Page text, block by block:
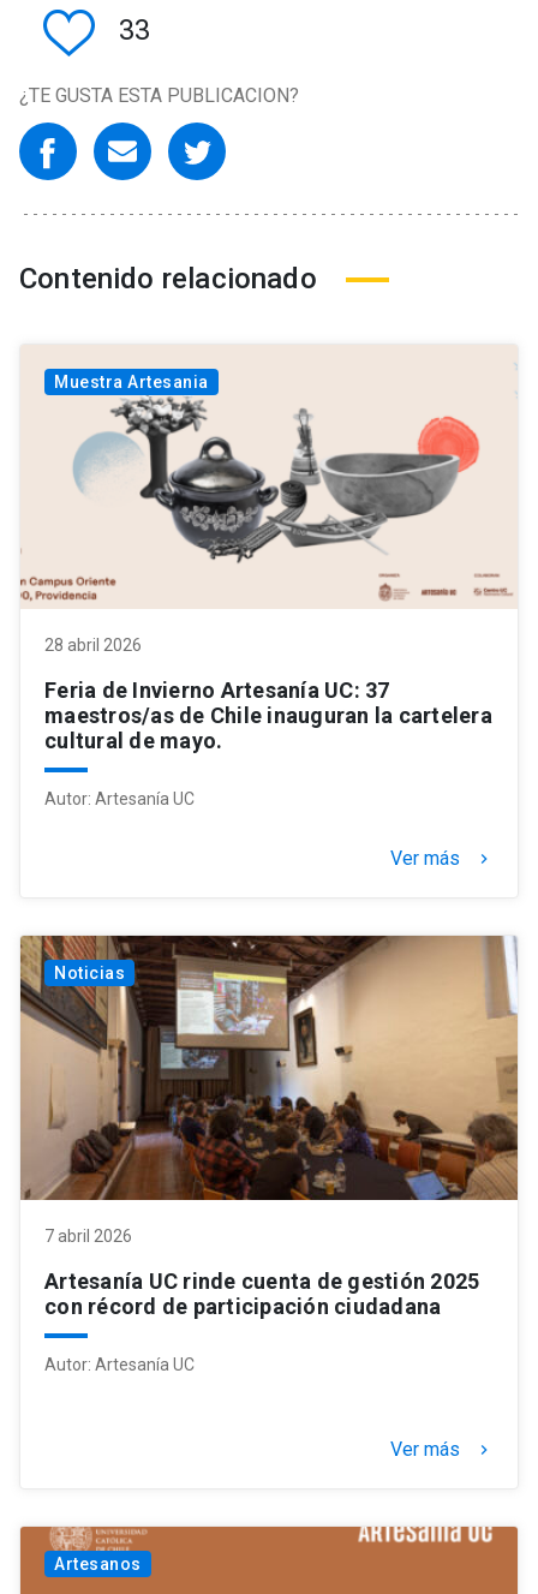
33
¿TE GUSTA ESTA PUBLICACION?
Contenido relacionado
Muestra Artesania
28 abril 2026
Feria de Invierno Artesanía UC: 37
maestros/as de Chile inauguran la cartelera
cultural de mayo.
Autor: Artesanía UC
Ver más keyboard_arrow_right
Noticias
7 abril 2026
Artesanía UC rinde cuenta de gestión 2025
con récord de participación ciudadana
Autor: Artesanía UC
Ver más keyboard_arrow_right
Artesanos